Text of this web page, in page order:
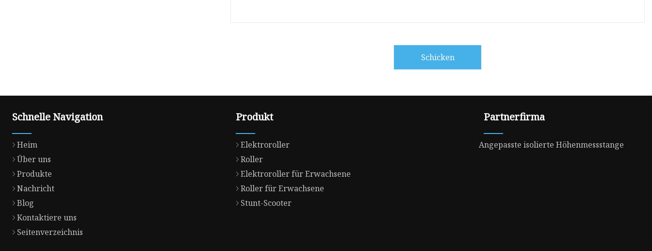
Schicken
Schnelle Navigation
Heim
Über uns
Produkte
Nachricht
Blog
Kontaktiere uns
Seitenverzeichnis
Produkt
Elektroroller
Roller
Elektroroller für Erwachsene
Roller für Erwachsene
Stunt-Scooter
Partnerfirma
Angepasste isolierte Höhenmessstange